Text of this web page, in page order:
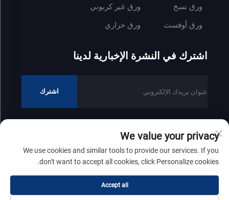
ورق نسخ
ورق أوفست
ورق غير كربوني
ورق حراري
اشترك في النشرة الإخبارية لدينا
اشترك
جميع الحقوق محفوظة © 2025 لشركة شاندونغ زينفونغ للصناعات الورقية
المحدودةسياسة الخصوصية
مرر إلى الأعلى
We value your privacy
We use cookies and similar tools to provide our services. If you
don't want to accept all cookies, click Personalize cookies.
Accept all